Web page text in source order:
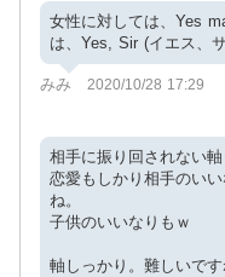
女性に対しては、Yes
は、Yes, Sir (イエス、サ
みみ 2020/10/28 17:29
相手に振り回されない
恋愛もしかり相手のい
ね。
子供のいいなりもｗ
軸しっかり。難しいで